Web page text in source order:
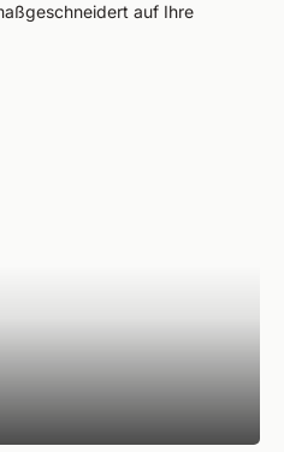
auf Ihre